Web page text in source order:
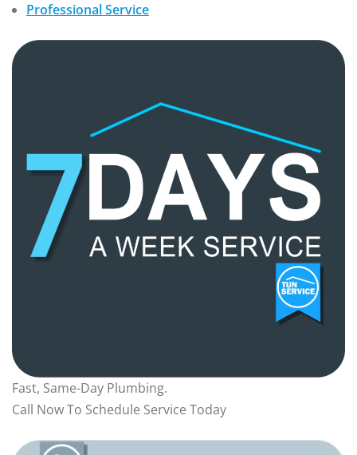
Professional Service
Fast, Same-Day Plumbing.
Call Now To Schedule Service Today